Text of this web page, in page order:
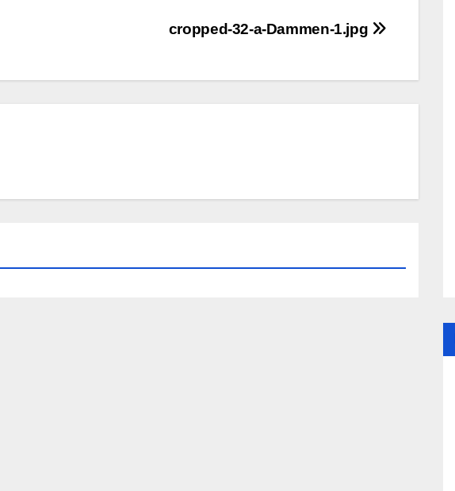
cropped-32-a-Dammen-1.jpg